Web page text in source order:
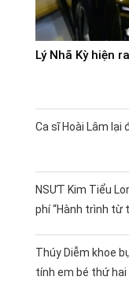
Lý Nhã Kỳ hiện
Ca sĩ Hoài Lâm lại
NSƯT Kim Tiểu
phí “Hành trình từ
Thúy Diễm khoe
tính em bé thứ hai